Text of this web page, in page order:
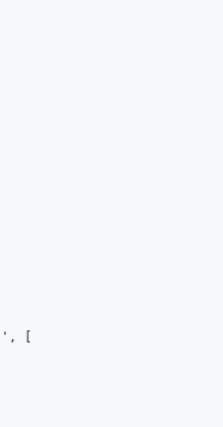
' , [